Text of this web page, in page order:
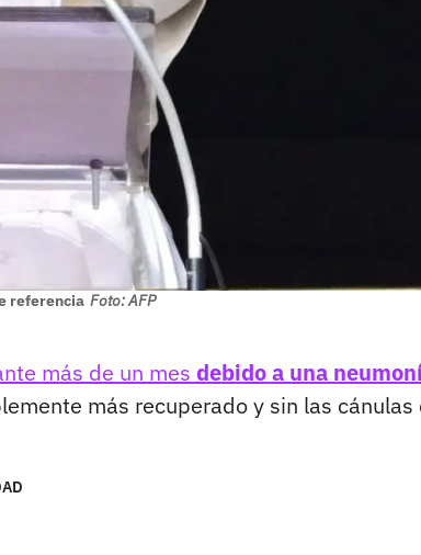
referencia Foto: AFP
más de un mes debido a una
más recuperado y sin las cánulas